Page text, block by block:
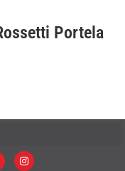
Portela